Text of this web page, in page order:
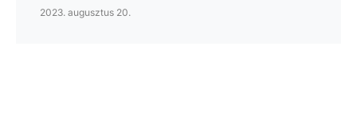
2023. augusztus 20.